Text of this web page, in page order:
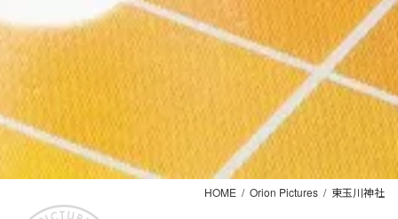
HOME Orion Pictures 東玉川神社